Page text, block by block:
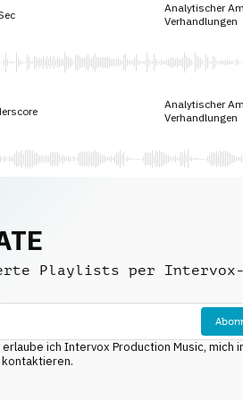
Analytischer
Verhandlungen
Analytischer
Verhandlungen
Playlists per Intervox-
ich Intervox Production Music, mich
kontaktieren.